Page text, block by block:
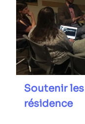
Soutenir
résidence